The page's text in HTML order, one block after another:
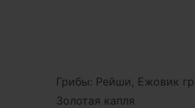
Грибы: Рейши, Ежовик
Золотая капля